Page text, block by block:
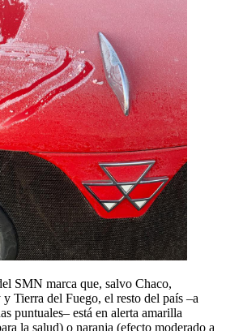
SMN marca que, salvo Chaco,
Tierra del Fuego, el resto del país –a
puntuales– está en alerta amarilla
la salud) o naranja (efecto moderado a